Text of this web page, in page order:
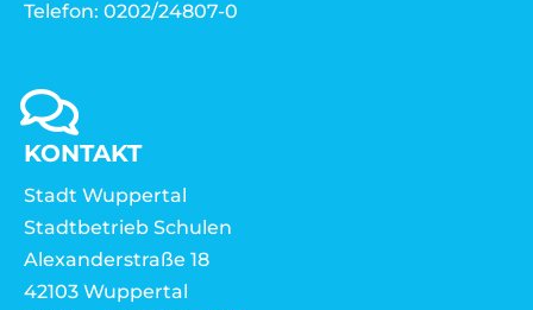
Telefon: 0202/24807-0
KONTAKT
Stadt Wuppertal
Stadtbetrieb Schulen
Alexanderstraße 18
42103 Wuppertal